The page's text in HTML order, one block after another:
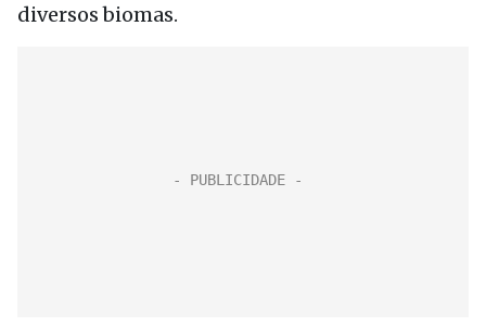
diversos biomas.